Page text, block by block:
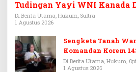
Tudingan Yayi WNI Kanada
Rp3,6 Miliar
Di Berita Utama, Hukum, Sultra
1 Agustus 2026
Sengketa Tanah
Komandan Korem
Warisan Menjadi
Di Berita Utama, Hukum,
1 Agustus 2026